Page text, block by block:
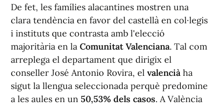
De fet, les famílies alacantines mostren una
clara tendència en favor del castellà en col·legis
i instituts que contrasta amb l'elecció
majoritària en la Comunitat Valenciana. Tal com
arreplega el departament que dirigix el
conseller José Antonio Rovira, el valencià ha
sigut la llengua seleccionada perquè predomine
a les aules en un 50,53% dels casos. A València